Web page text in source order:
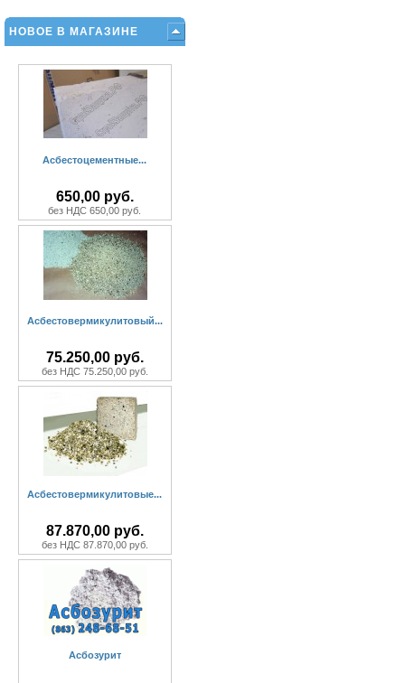
НОВОЕ В МАГАЗИНЕ
Асбестоцементные...
650,00 руб.
без НДС 650,00 руб.
Асбестовермикулитовый...
75.250,00 руб.
без НДС 75.250,00 руб.
Асбестовермикулитовые...
87.870,00 руб.
без НДС 87.870,00 руб.
Асбозурит